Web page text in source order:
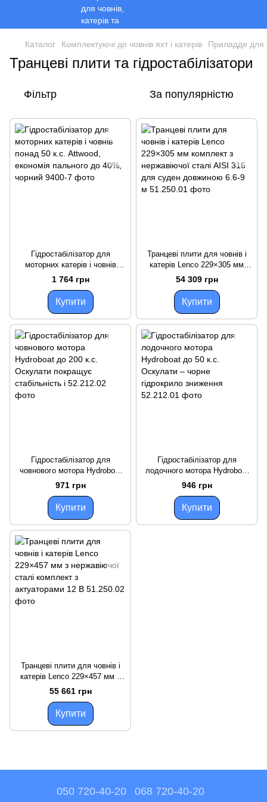
Каталог Комплектуючі до човнів яхт і катерів Приладдя для
Транцеві плити та гідростабілізатори
Фільтр За популярністю
Гідростабілізатор для
моторних катерів і човнів
понад 50 к.с. Attwood,
економія пального до 40%,
чорний
1 764 грн
Купити
Транцеві плити для човнів і
катерів Lenco 229×305 мм
комплект з нержавіючої сталі
AISI 316 для суден довжиною
6.6-9 м
54 309 грн
Купити
Гідростабілізатор для
човнового мотора Hydroboat
до 200 к.с. Оскулати
покращує стабільність і
971 грн
Купити
Гідростабілізатор для
лодочного мотора Hydroboat
до 50 к.с. Оскулати – чорне
гідрокрило зниження
946 грн
Купити
Транцеві плити для човнів і
катерів Lenco 229×457 мм з
нержавіючої сталі комплект з
актуаторами 12 В
55 661 грн
Купити
050 720-40-20 068 720-40-20